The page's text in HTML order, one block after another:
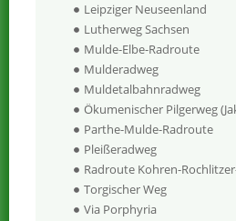
Leipziger Neuseenland
Lutherweg Sachsen
Mulde-Elbe-Radroute
Mulderadweg
Muldetalbahnradweg
Ökumenischer Pilgerweg
Parthe-Mulde-Radroute
Pleißeradweg
Radroute Kohren-
Torgischer Weg
Via Porphyria